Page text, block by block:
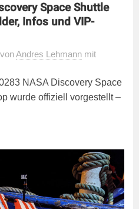
Space Shuttle
Infos und VIP-
vonAndres Lehmann mit
NASA Discovery Space
wurde offiziell vorgestellt –